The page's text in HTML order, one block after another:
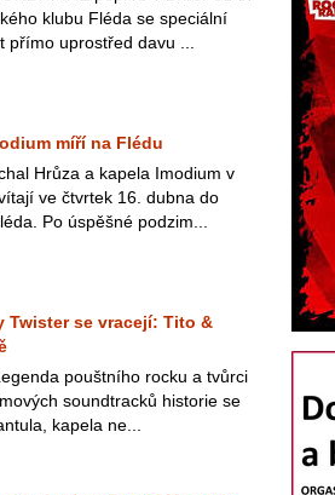
klubu Fléda se speciální
uprostřed davu ...
míří na Flédu
Hrůza a kapela Imodium v
ve čtvrtek 16. dubna do
Po úspěšné podzim...
se vracejí: Tito &
pouštního rocku a tvůrci
soundtracků historie se
kapela ne...